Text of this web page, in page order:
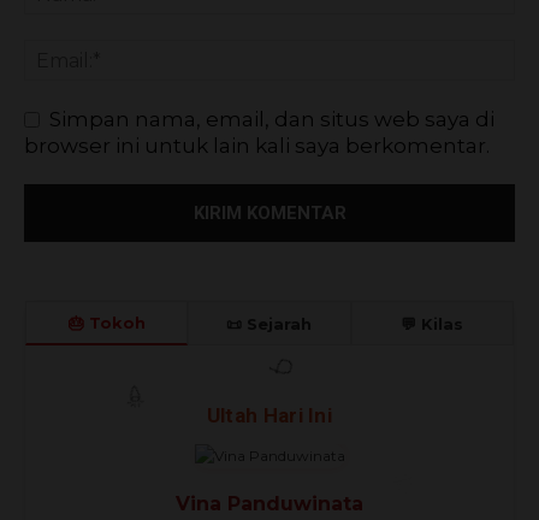
Simpan nama, email, dan situs web saya di
browser ini untuk lain kali saya berkomentar.
🎂 Tokoh 📜 Sejarah 💬 Kilas
🎈
Ultah Hari Ini
Vina Panduwinata